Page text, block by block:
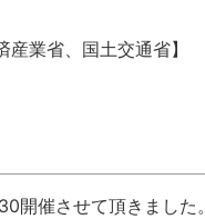
業省、国土交通省】
開催させて頂きました。